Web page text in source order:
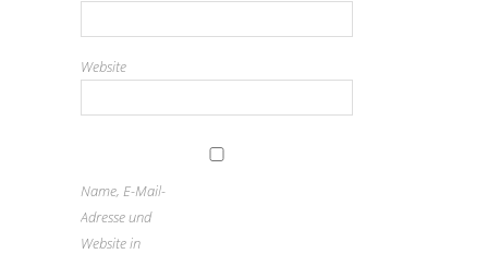
Website
Name, E-Mail-
Adresse und
Website in